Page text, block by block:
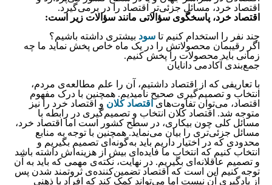
اقتصاد خرد، مسائل جزئی‌تر اقتصاد را در برمی‌گیرد.
اقتصاد خرد، پاسخگوی سؤالاتی مانند سؤالات زیر است:
چند نفر را استخدام کنیم تا سود بیشتری داشته باشیم؟
اگر رقیبمان محصولاتش را در یک ماه خاص پخش نماید ما چه
زمانی باید محصولات را پخش کنیم.
جمع‌بندی آکادمی دانایان
با تعاریفی که از اقتصاد داشتیم، آن را علم مطالعه‌ی مردم،
انتخاب و تصمیم‌گیری صحیح نامیدیم. همچنین با درک مفهوم
اقتصاد، می‌توان تفاوت‌های اقتصاد کلان و اقتصاد خرد را نیز
متوجه شد. اقتصاد کلان انتخاب و تصمیم‌گیری در رابطه‌ با
مسائل کلی چون بیکاری، در سطح کشور است اما اقتصاد خرد،
مسائل جزئی‌تری را بیان می‌نماید. همچنین با توجه‌ به منابع
محدودی که در اختیار داریم باید به‌گونه‌ای تصمیم بگیریم و
انتخاب کنیم که انتخاب ما فایده‌ای بیش از هزینه‌اش داشته باشد
و تصمیم عاقلانه‌ای بگیریم. در نهایت، نکته‌ی مهمی که باید به آن
توجه کنیم این است که اقتصاد تضمین‌کننده‌ی ثروتمند شدن پس
از یادگیری آن نیست اما می‌تواند کمک کند که افراد با ذهنی